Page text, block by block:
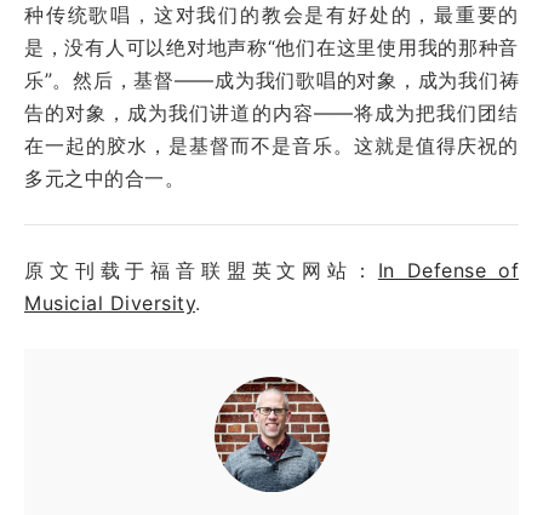
种传统歌唱，这对我们的教会是有好处的，最重要的
是，没有人可以绝对地声称“他们在这里使用我的那种音
乐”。然后，基督——成为我们歌唱的对象，成为我们祷
告的对象，成为我们讲道的内容——将成为把我们团结
在一起的胶水，是基督而不是音乐。这就是值得庆祝的
多元之中的合一。
原文刊载于福音联盟英文网站： In Defense of
Musicial Diversity.